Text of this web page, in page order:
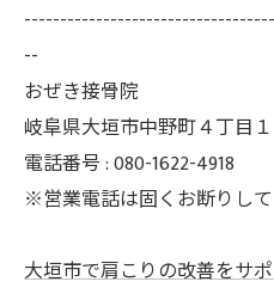
--
おぜき接骨院
岐阜県大垣市中野町４丁目
電話番号 : 080-1622-4918
※営業電話は固くお断りし
大垣市で肩こりの改善をサ